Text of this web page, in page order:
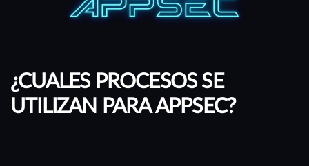
¿CUALES PROCESOS SE
UTILIZAN PARA APPSEC?